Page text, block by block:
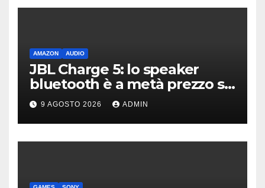
AMAZON AUDIO
JBL Charge 5: lo speaker
bluetooth è a metà prezzo su
Amazon
9 AGOSTO 2026 ADMIN